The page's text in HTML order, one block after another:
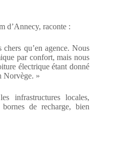
d’Annecy, raconte :
qu’en agence. Nous
par confort, mais nous
électrique étant donné
Norvège. »
infrastructures locales,
de recharge, bien